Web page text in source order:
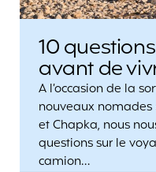
10
avant de
A l’occasion de la
nouveaux nomades
et Chapka, nous
questions sur le
camion…